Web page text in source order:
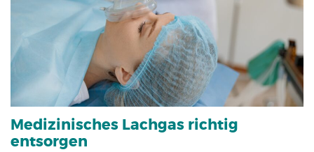
Medizinisches Lachgas richtig
entsorgen